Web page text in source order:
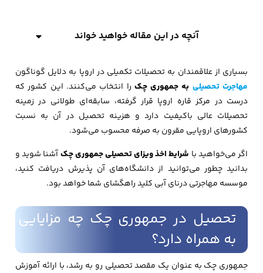
آنچه در این مقاله خواهید خواند
بسیاری از علاقمندان به تحصیلات تکمیلی در اروپا به دلایل گوناگون
مهاجرت تحصیلی به جمهوری چک را انتخاب می‌کنند. این کشور که
درست در مرکز قاره اروپا قرار گرفته، سابقه‌ای طولانی در زمینه
تحصیلات عالی باکیفیت دارد و هزینه تحصیل در آن به نسبت
کشورهای اروپایی مقرون به صرفه محسوب می‌شود.
اگر می‌خواهید با شرایطاخذ ویزای تحصیلی جمهوری چکآشنا شوید و
بدانید چطور می‌توانید از دانشگاه‌های آن پذیرش دریافت کنید،
موسسه مهاجرتی درنای آبی کلید راهگشای شما خواهد بود.
تحصیل در جمهوری چک چه مزایایی
به همراه دارد؟
جمهوری چک به عنوان یک مقصد تحصیلی رو به رشد، با ارائه آموزش